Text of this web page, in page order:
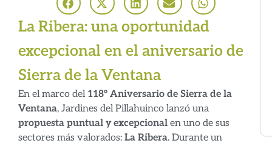
La Ribera: una oportunidad
excepcional en el aniversario de
Sierra de la Ventana
En el marco del 118° Aniversario de Sierra de la
Ventana, Jardines del Pillahuinco lanzó una
propuesta puntual y excepcional en uno de sus
sectores más valorados: La Ribera. Durante un
Nombre